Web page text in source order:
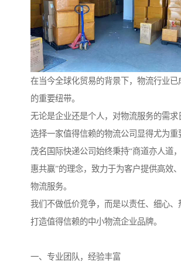
在当今全球化贸易的背景下，物流行业已
的重要纽带。
无论是企业还是个人，对物流服务的需求
选择一家值得信赖的物流公司显得尤为重
茂名国际快递公司始终秉持“商道亦人道
惠共赢”的理念，致力于为客户提供高效
物流服务。
我们不做低价竞争，而是以责任、细心、
打造值得信赖的中小物流企业品牌。
一、专业团队，经验丰富